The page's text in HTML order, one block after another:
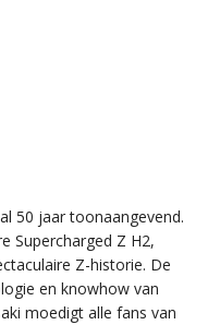
50 jaar toonaangevend.
Supercharged Z H2,
Z-historie. De
en knowhow van
moedigt alle fans van